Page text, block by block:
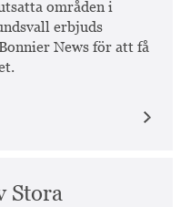
områden i
erbjuds
News för att få
Stora